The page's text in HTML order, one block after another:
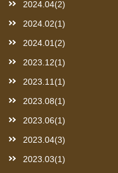
2024.04(2)
2024.02(1)
2024.01(2)
2023.12(1)
2023.11(1)
2023.08(1)
2023.06(1)
2023.04(3)
2023.03(1)